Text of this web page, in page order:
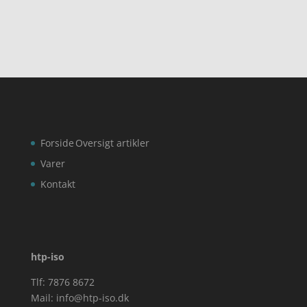
Forside
Varer
Kontakt
Oversigt artikler
htp-iso
Tlf: 7876 8672
Mail: info@htp-iso.dk